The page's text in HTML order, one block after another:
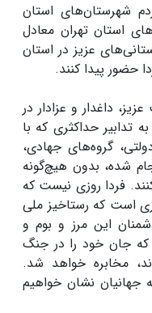
شهرستان‌های استان
استان تهران معادل
عزیز در استان
حضور پیدا کنند.
داغدار و عزادار در
تدابیر حداکثری که با
گروه‌های جهادی،
شده، بدون هیچ‌گونه
فردا روزی نیست که
است که رستاخیز ملی
این مرز و بوم و
که جان خود را در جنگ
مخابره خواهد شد.
نشان خواهیم